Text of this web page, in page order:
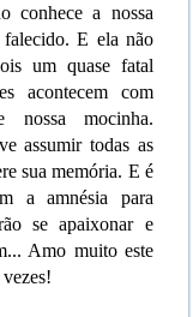
conhece a nossa
E ela não
um quase fatal
acontecem com
nossa mocinha.
assumir todas as
sua memória. E é
a amnésia para
se apaixonar e
Amo muito este